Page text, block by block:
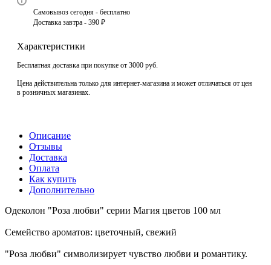
Самовывоз сегодня - бесплатно
Доставка завтра - 390 ₽
Характеристики
Бесплатная доставка при покупке от 3000 руб.
Цена действительна только для интернет-магазина и может отличаться от цен
в розничных магазинах.
Описание
Отзывы
Доставка
Оплата
Как купить
Дополнительно
Одеколон "Роза любви" серии Магия цветов 100 мл
Семейство ароматов: цветочный, свежий
"Роза любви" символизирует чувство любви и романтику.